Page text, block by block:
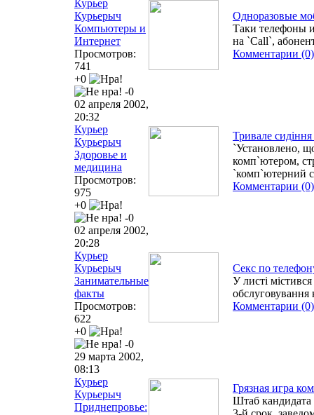
Курьер
Курьерыч
Компьютеры и
Интернет
Просмотров:
741
+0
-0
Одноразовые
Таки телефоны
на `Call`,
Комментарии (0)
02 апреля 2002,
20:32
Курьер
Курьерыч
Здоровье и
медицина
Просмотров:
975
+0
-0
Тривале
`Установлено,
комп`ютером,
`комп`ютерний
Комментарии (0)
02 апреля 2002,
20:28
Курьер
Курьерыч
Занимательные
факты
Просмотров:
622
+0
-0
Секс по
У листі
обслуговування
Комментарии (0)
29 марта 2002,
08:13
Курьер
Курьерыч
Приднепровье:
Грязная игра
Штаб кандидата